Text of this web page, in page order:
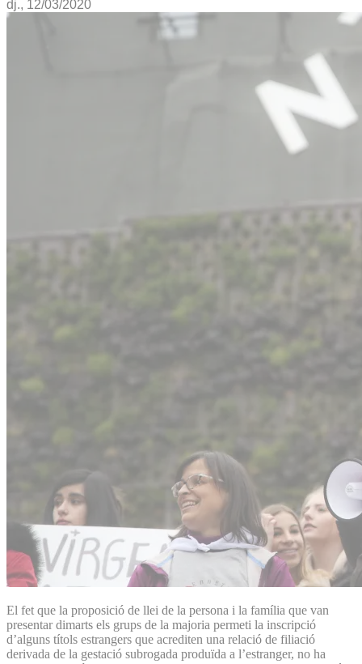
dj., 12/03/2020
El fet que la proposició de llei de la persona i la família que van
presentar dimarts els grups de la majoria permeti la inscripció
d’alguns títols estrangers que acrediten una relació de filiació
derivada de la gestació subrogada produïda a l’estranger, no ha